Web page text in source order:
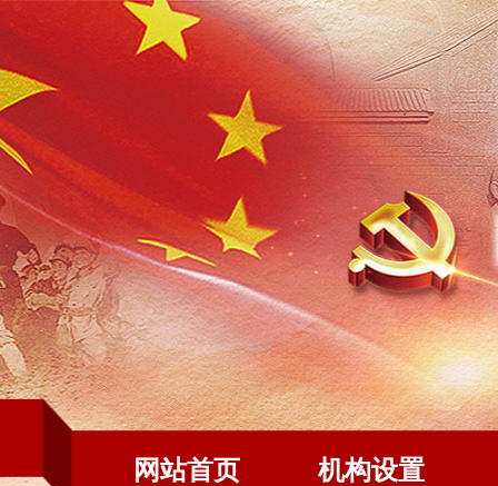
网站首页 机构设置